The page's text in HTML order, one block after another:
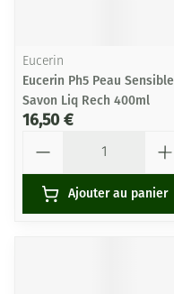
Eucerin
Eucerin Ph5 Peau Sensible
Savon Liq Rech 400ml
16,50 €
Ajouter au panier